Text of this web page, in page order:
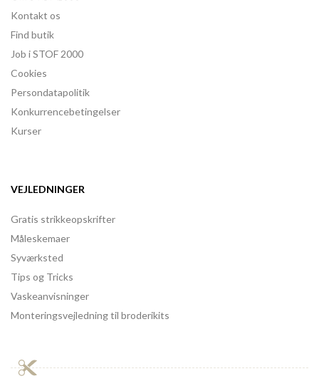
Kontakt os
Find butik
Job i STOF 2000
Cookies
Persondatapolitik
Konkurrencebetingelser
Kurser
VEJLEDNINGER
Gratis strikkeopskrifter
Måleskemaer
Syværksted
Tips og Tricks
Vaskeanvisninger
Monteringsvejledning til broderikits